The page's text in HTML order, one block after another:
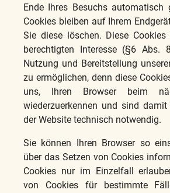
Ende Ihres Besuchs automatisch
Cookies bleiben auf Ihrem
Sie diese löschen. Diese Cookies
berechtigten Interesse (§6 Abs.
Nutzung und Bereitstellung
zu ermöglichen, denn diese
uns, Ihren Browser beim
wiederzuerkennen und sind
der Website technisch notwendig.
Sie können Ihren Browser so
über das Setzen von Cookies
Cookies nur im Einzelfall
von Cookies für bestimmte